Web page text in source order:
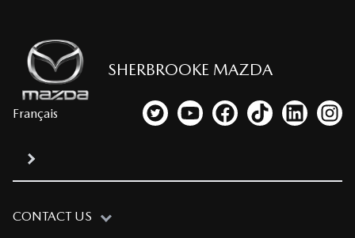
SHERBROOKE MAZDA
Français Link to our Twitter account
Link to our YouTube channel
Link to our Facebook
Link to ourLink to our
Link
CONTACT US